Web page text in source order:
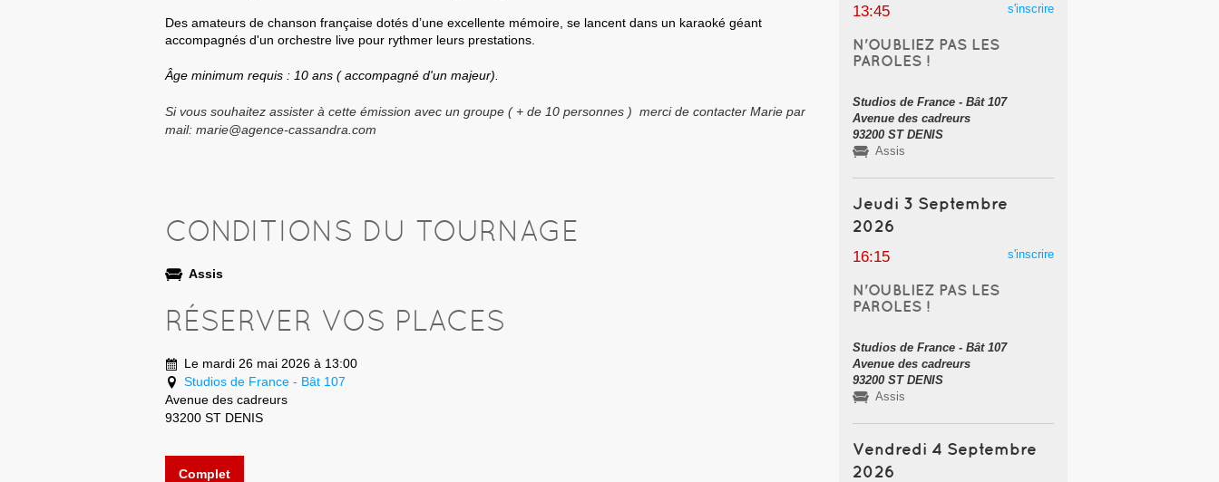
Des amateurs de chanson française dotés d’une excellente mémoire, se lancent dans un karaoké géant
accompagnés d'un orchestre live pour rythmer leurs prestations.
Âge minimum requis : 10 ans ( accompagné d'un majeur).
Si vous souhaitez assister à cette émission avec un groupe ( + de 10 personnes ) merci de contacter Marie par
mail: marie@agence-cassandra.com
CONDITIONS DU TOURNAGE
Assis
RÉSERVER VOS PLACES
Le mardi 26 mai 2026 à 13:00
Studios de France - Bât 107
Avenue des cadreurs
93200 ST DENIS
Complet
13:45 s'inscrire
N'OUBLIEZ PAS LES
PAROLES !
Studios de France - Bât 107
Avenue des cadreurs
93200 ST DENIS
Assis
Jeudi 3 Septembre
2026
16:15 s'inscrire
N'OUBLIEZ PAS LES
PAROLES !
Studios de France - Bât 107
Avenue des cadreurs
93200 ST DENIS
Assis
Vendredi 4 Septembre
2026